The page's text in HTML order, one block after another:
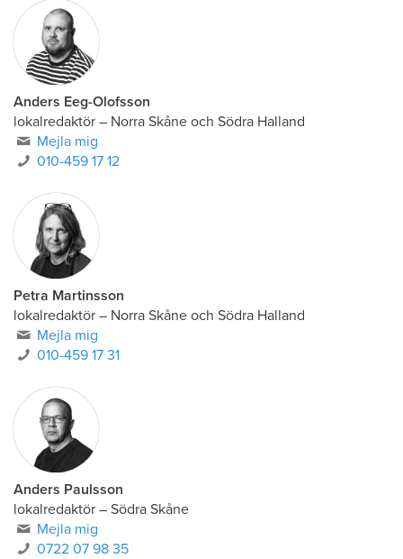
Anders Eeg-Olofsson
lokalredaktör – Norra Skåne och Södra Halland
Mejla mig
010-459 17 12
Petra Martinsson
lokalredaktör – Norra Skåne och Södra Halland
Mejla mig
010-459 17 31
Anders Paulsson
lokalredaktör – Södra Skåne
Mejla mig
0722 07 98 35